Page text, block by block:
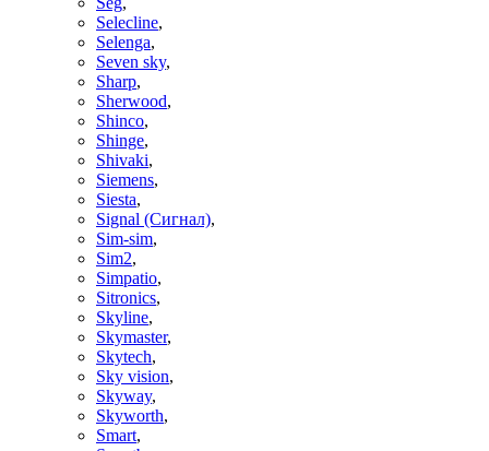
Selecline,
Selenga,
Seven sky,
Sharp,
Sherwood,
Shinco,
Shinge,
Shivaki,
Siemens,
Siesta,
Signal (Сигнал),
Sim-sim,
Sim2,
Simpatio,
Sitronics,
Skyline,
Skymaster,
Skytech,
Sky vision,
Skyway,
Skyworth,
Smart,